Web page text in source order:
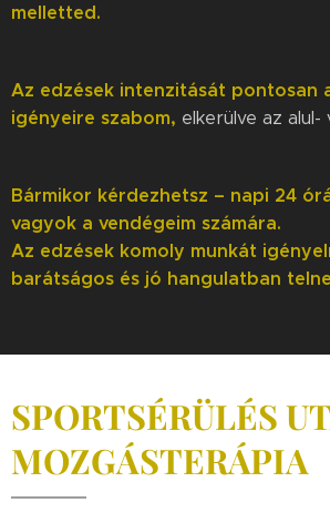
melletted.
Az edzések intenzitását pontosan
igényeire szabom, elkerülve az
Bármikor kérdezhetsz – napi 24
vagyok a vendégeim számára.
Az edzések komoly munkát
barátságos és jó hangulatban
SPORTSÉRÜLÉS
MOZGÁSTERÁPIA